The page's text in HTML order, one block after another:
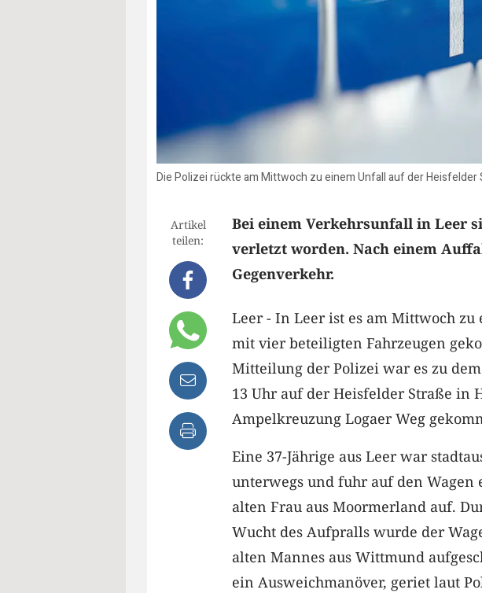
Die Polizei rückte am Mittwoch zu einem Unfall auf der
Artikel
teilen:
Bei einem Verkehrsunfall in Leer
verletzt worden. Nach einem
Gegenverkehr.
Leer - In Leer ist es am Mittwoch
mit vier beteiligten Fahrzeugen
Mitteilung der Polizei war es zu
13 Uhr auf der Heisfelder Straße in
Ampelkreuzung Logaer Weg
Eine 37-Jährige aus Leer war
unterwegs und fuhr auf den Wagen
alten Frau aus Moormerland auf.
Wucht des Aufpralls wurde der
alten Mannes aus Wittmund
ein Ausweichmanöver, geriet laut